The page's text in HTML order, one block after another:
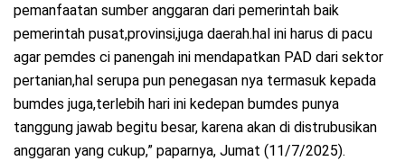
pemanfaatan sumber anggaran dari pemerintah baik
pemerintah pusat,provinsi,juga daerah.hal ini harus di pacu
agar pemdes ci panengah ini mendapatkan PAD dari sektor
pertanian,hal serupa pun penegasan nya termasuk kepada
bumdes juga,terlebih hari ini kedepan bumdes punya
tanggung jawab begitu besar, karena akan di distrubusikan
anggaran yang cukup,” paparnya, Jumat (11/7/2025).